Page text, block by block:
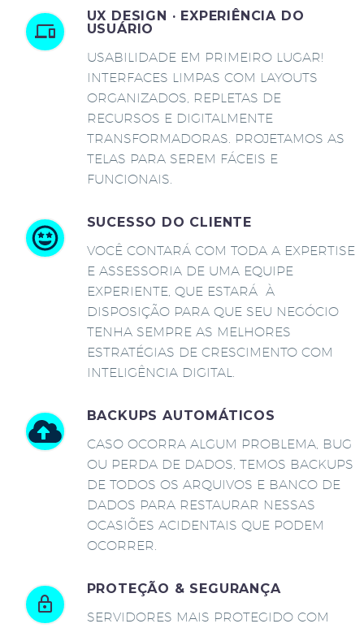
UX DESIGN · EXPERIÊNCIA DO
USUÁRIO
USABILIDADE EM PRIMEIRO LUGAR!
INTERFACES LIMPAS COM LAYOUTS
ORGANIZADOS, REPLETAS DE
RECURSOS E DIGITALMENTE
TRANSFORMADORAS. PROJETAMOS AS
TELAS PARA SEREM FÁCEIS E
FUNCIONAIS.
SUCESSO DO CLIENTE
VOCÊ CONTARÁ COM TODA A EXPERTISE
E ASSESSORIA DE UMA EQUIPE
EXPERIENTE, QUE ESTARÁ À
DISPOSIÇÃO PARA QUE SEU NEGÓCIO
TENHA SEMPRE AS MELHORES
ESTRATÉGIAS DE CRESCIMENTO COM
INTELIGÊNCIA DIGITAL.
BACKUPS AUTOMÁTICOS
CASO OCORRA ALGUM PROBLEMA, BUG
OU PERDA DE DADOS, TEMOS BACKUPS
DE TODOS OS ARQUIVOS E BANCO DE
DADOS PARA RESTAURAR NESSAS
OCASIÕES ACIDENTAIS QUE PODEM
OCORRER.
PROTEÇÃO & SEGURANÇA
SERVIDORES MAIS PROTEGIDO COM